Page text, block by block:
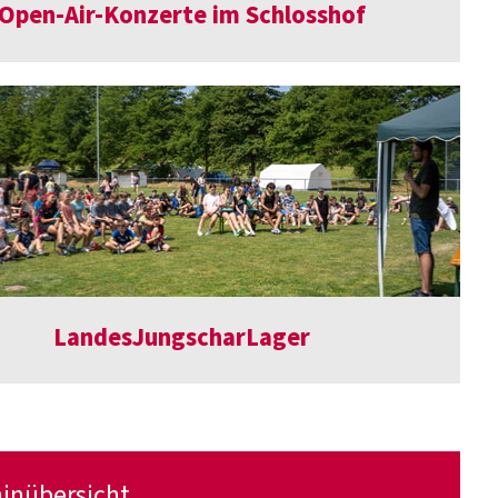
Air-Konzerte im Schlosshof
LandesJungscharLager